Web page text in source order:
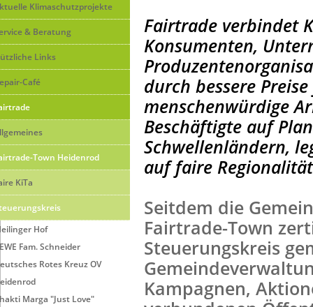
Fairtrade verbindet
Konsumenten,
durch bessere
menschenwürdige
Beschäftigte auf
Schwellenländern,
auf faire
Seitdem die
Fairtrade-Town
Steuerungskreis
Kampagnen,
Klimaschutzprojekte
& Beratung
Links
Café
Town Heidenrod
KiTa
Hof
Fam. Schneider
Rotes Kreuz OV
Marga "Just Love"